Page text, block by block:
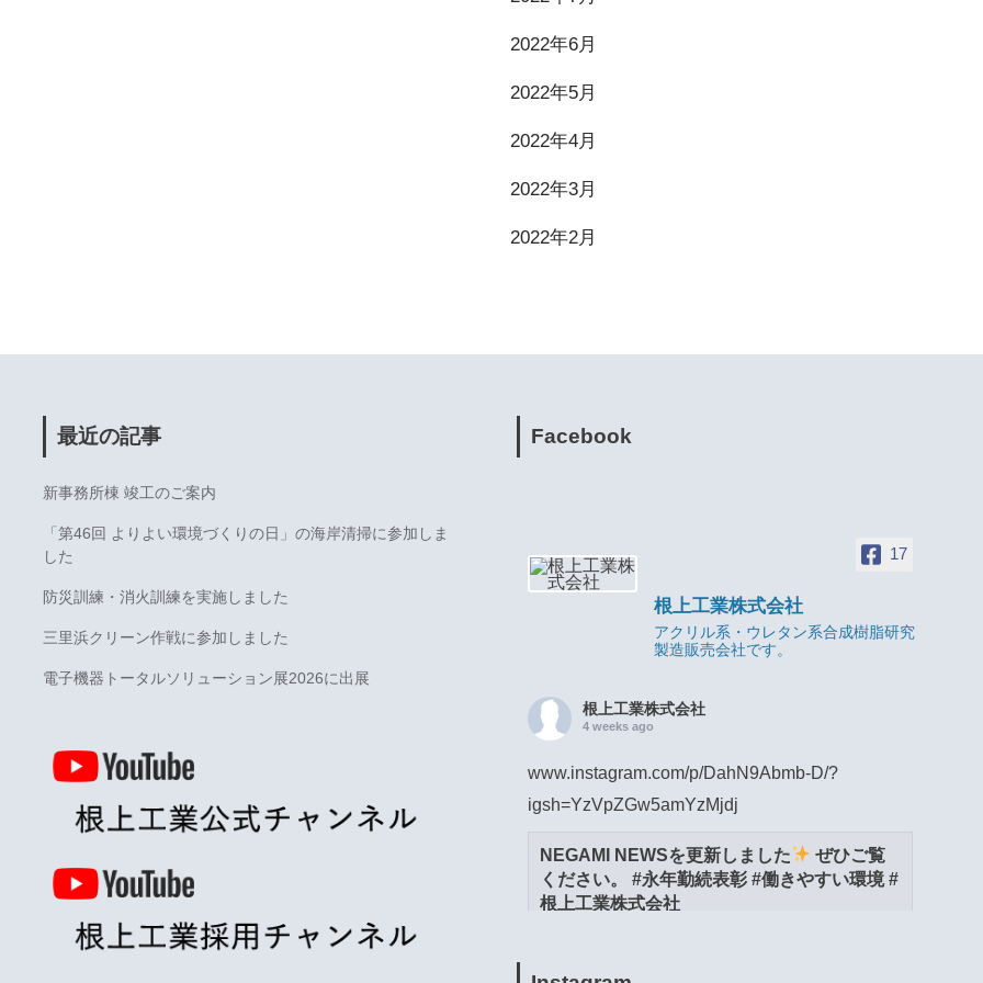
2022年6月
2022年5月
2022年4月
2022年3月
2022年2月
最近の記事
新事務所棟 竣工のご案内
「第46回 よりよい環境づくりの日」の海岸清掃に参加しま
した
防災訓練・消火訓練を実施しました
三里浜クリーン作戦に参加しました
電子機器トータルソリューション展2026に出展
Facebook
17
根上工業株式会社
アクリル系・ウレタン系合成樹脂研究
製造販売会社です。
根上工業株式会社
4 weeks ago
www.instagram.com/p/DahN9Abmb-D/?
igsh=YzVpZGw5amYzMjdj
NEGAMI NEWSを更新しました
ぜひご覧
ください。 #永年勤続表彰 #働きやすい環境 #
根上工業株式会社
View on Facebook